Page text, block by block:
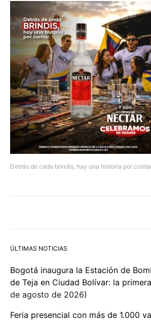
Detrás de cada brindis, hay una historia por
ÚLTIMAS NOTICIAS
Bogotá inaugura la Estación de
de Teja en Ciudad Bolívar: la
de agosto de 2026
Feria presencial con más de 1.000